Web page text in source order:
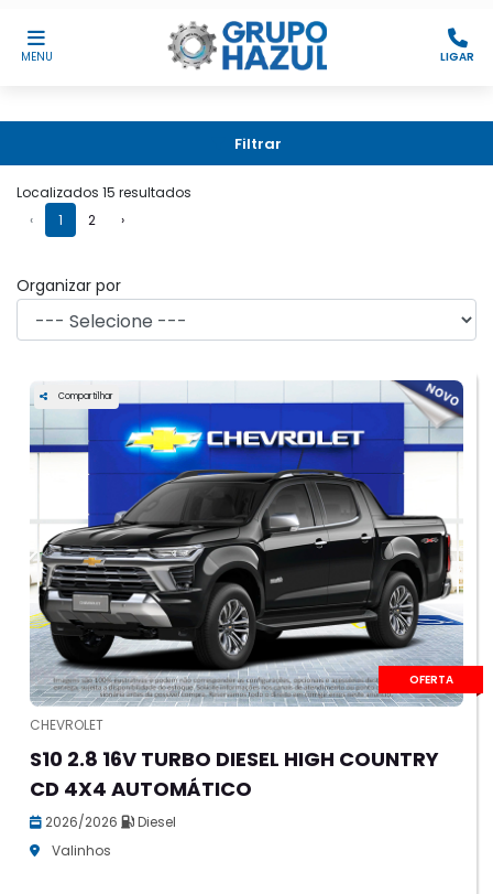
MENU LIGAR
Localizados 15 resultados
‹
1 2 ›
Filtrar
Organizar por
OFERTA
Compartilhar
CHEVROLET
S10 2.8 16V TURBO DIESEL HIGH COUNTRY
CD 4X4 AUTOMÁTICO
2026/2026
Diesel
Valinhos